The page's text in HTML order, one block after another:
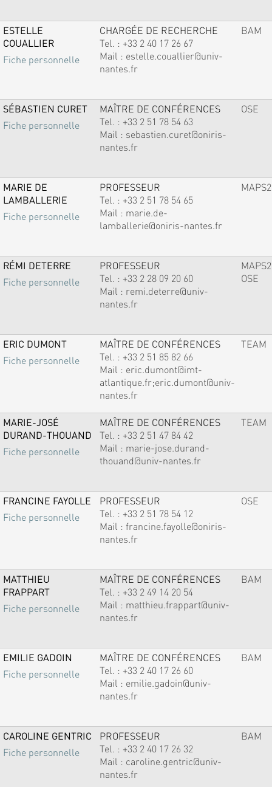
ESTELLE
COUALLIER
Fiche personnelle
CHARGÉE DE RECHERCHE
Tel. : +33 2 40 17 26 67
Mail : estelle.couallier@univ-
nantes.fr
BAM
SÉBASTIEN CURET
Fiche personnelle
MAÎTRE DE CONFÉRENCES
Tel. : +33 2 51 78 54 63
Mail : sebastien.curet@oniris-
nantes.fr
OSE
MARIE DE
LAMBALLERIE
Fiche personnelle
PROFESSEUR
Tel. : +33 2 51 78 54 65
Mail : marie.de-
lamballerie@oniris-nantes.fr
MAPS2
RÉMI DETERRE
Fiche personnelle
PROFESSEUR
Tel. : +33 2 28 09 20 60
Mail : remi.deterre@univ-
nantes.fr
MAPS2
OSE
ERIC DUMONT
Fiche personnelle
MAÎTRE DE CONFÉRENCES
Tel. : +33 2 51 85 82 66
Mail : eric.dumont@imt-
atlantique.fr;eric.dumont@univ-
nantes.fr
TEAM
MARIE-JOSÉ
DURAND-THOUAND
Fiche personnelle
MAÎTRE DE CONFÉRENCES
Tel. : +33 2 51 47 84 42
Mail : marie-jose.durand-
thouand@univ-nantes.fr
TEAM
FRANCINE FAYOLLE
Fiche personnelle
PROFESSEUR
Tel. : +33 2 51 78 54 12
Mail : francine.fayolle@oniris-
nantes.fr
OSE
MATTHIEU
FRAPPART
Fiche personnelle
MAÎTRE DE CONFÉRENCES
Tel. : +33 2 49 14 20 54
Mail : matthieu.frappart@univ-
nantes.fr
BAM
EMILIE GADOIN
Fiche personnelle
MAÎTRE DE CONFÉRENCES
Tel. : +33 2 40 17 26 60
Mail : emilie.gadoin@univ-
nantes.fr
BAM
CAROLINE GENTRIC
Fiche personnelle
PROFESSEUR
Tel. : +33 2 40 17 26 32
Mail : caroline.gentric@univ-
nantes.fr
BAM